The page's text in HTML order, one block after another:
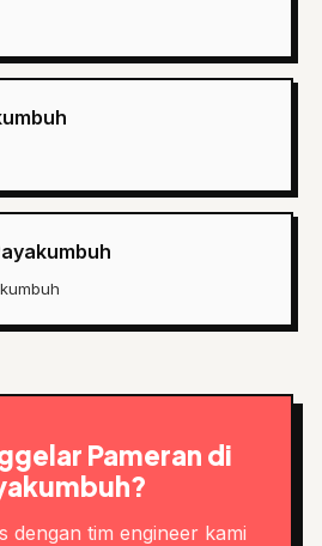
Pameran di
dengan tim engineer kami